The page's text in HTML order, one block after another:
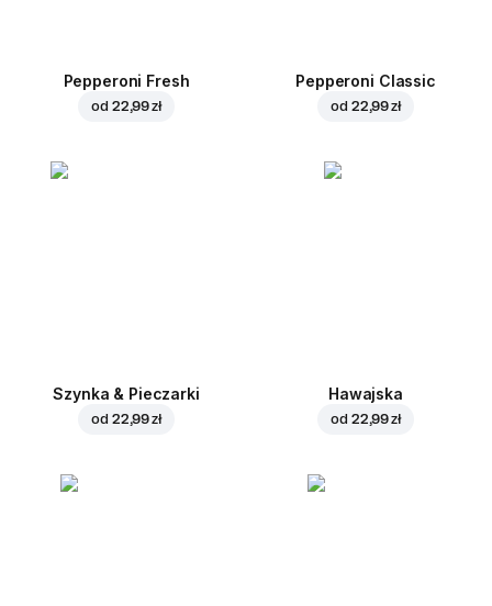
Pepperoni Fresh
od 22,99 zł
Pepperoni Classic
od 22,99 zł
Szynka & Pieczarki
od 22,99 zł
Hawajska
od 22,99 zł